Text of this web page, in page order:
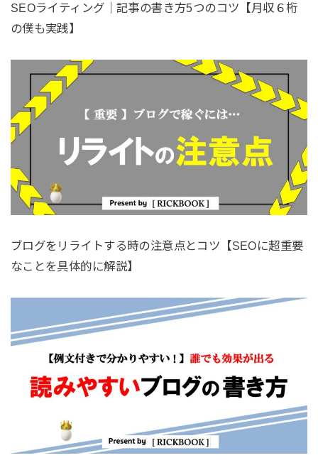
SEOライティング｜記事の書き方5つのコツ【月収６桁
の僕も実践】
ブログをリライトする時の注意点とコツ【SEOに超重要
なことを具体的に解説】